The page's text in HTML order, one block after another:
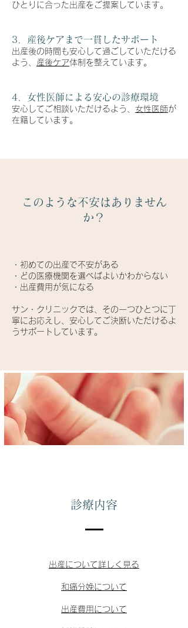
ひとりに合った出産をご提案しています。
3．産後ケアまで一貫したサポート
出産後の時間も安心して過ごしていただける
よう、 産後ケア体制を整えています。
4．女性医師による安心の診療環境
安心してご相談いただけるよう、 女性医師が
在籍しています。
このような不安はありません
か？
・初めての出産で不安がある
・どの医療機関を選べばよいかわからない
・出産費用が気になる
サン・クリニックでは、その一つひとつに丁
寧にお応えし、安心してご決断いただけるよ
うサポートしています。
​診療内容
出産について詳しく見る
和痛分娩について
出産費用について